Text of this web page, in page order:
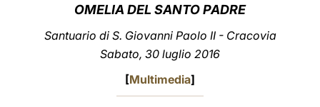
OMELIA DEL SANTO PADRE
Santuario di S. Giovanni Paolo II - Cracovia
Sabato, 30 luglio 2016
[Multimedia]